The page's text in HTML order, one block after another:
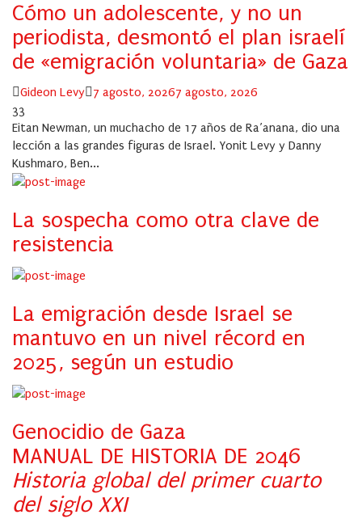
Cómo un adolescente, y no un
periodista, desmontó el plan israelí
de «emigración voluntaria» de Gaza
Author
Gideon Levy
Posted
7 agosto, 20267 agosto, 2026
33
Eitan Newman, un muchacho de 17 años de Ra’anana, dio una
lección a las grandes figuras de Israel. Yonit Levy y Danny
Kushmaro, Ben...
La sospecha como otra clave de
resistencia
La emigración desde Israel se
mantuvo en un nivel récord en
2025, según un estudio
Genocidio de Gaza
MANUAL DE HISTORIA DE 2046
Historia global del primer cuarto
del siglo XXI